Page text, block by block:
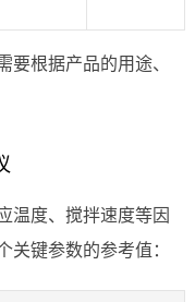
要根据产品的用途、
温度、搅拌速度等因
关键参数的参考值：